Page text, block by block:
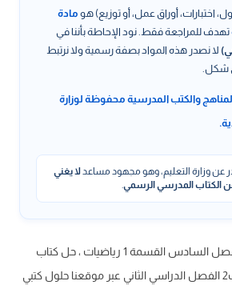
اختبارات، أوراق عمل، أو توزيع) هو مادة
تهدف للمراجعة فقط. نود الإحاطة بأننا في
لا نصدر هذه المواد بصفة رسمية ولا نرتبط
شكل.
والكتب المدرسية محفوظة لوزارة
عن وزارة التعليم، وهو مجهود مساعدلا يغني
الكتاب المدرسي الرسمي.
حل فصل القسمة 1 ، الفصل السادس القسمة 1 رياضيات ، حل كتاب